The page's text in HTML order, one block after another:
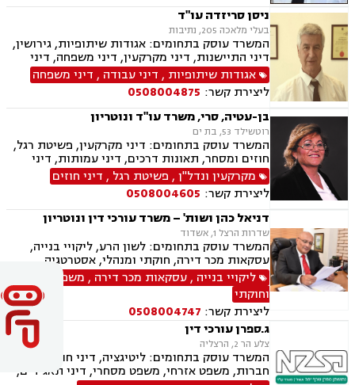
ניסן סריזדה עו"ד
בעלי מלאכה 205, נתיבות
המשרד עוסק בתחומים: אגודות שיתופיות, גירושין,
דיני התיישנות, דיני מקרקעין, דיני משפחה, דיני
נזיקין, דיני עבודה, תעבורה, נזקי גוף, משפט אזרחי,
חקלאי- עסקי, עובדים זרים, מושבים וקיבוצים,
משמורת, הוצאה לפועל, לשון הרע, מגרשים
חקלאיים, מגרשים לבניה, נחלות ומשקים במושבים,
תאונות דרכים ותאונות עבודה.
אגודות שיתופיות , דיני עבודה , דיני משפחה
ליצירת קשר: 0508004875
בן-עטיה, סרי, משרד עו"ד ונוטריון
רוטשילד 53, בת ים
המשרד עוסק בתחומים: דיני מקרקעין, פשיטת רגל,
חוזים ומסחר, תאונות דרכים, דיני עמותות, דיני
תאגידים, הסכמי ממון, חדלות פרעון, חוקתי ומנהלי,
ידועים בציבור, ירושות וצוואות, ליווי עסקי,
חלוקת רכוש, מגרשים לבניה , נדל"ן, נוטריון,
עסקאות מכר דירה, פינוי בינוי, פינוי מושכר, פירוקים
והקפאות הליכים, צווי הריסה, צווי מניעה, רשויות
מקומיות, רשות מקרקעי ישראל, תאונות עבודה,
תאונות עקב רשלנות, תאונות ספורט, תאונות
תלמידים, תכנון ובניה, ייפוי כוח מתשמך, גישור
ובוררויות
מקרקעין ונדל"ן, פשיטת רגל , דיני חוזים
ליצירת קשר: 0508004605
דניאל כהן ושות' – משרד עורכי דין ונוטריון
שדרות הרצל 1, אשדוד
המשרד עוסק בתחומים: לשון הרע, ליקויי בנייה,
עסקאות מכר דירה, חוקתי ומנהלי, אסטרטגיה
משפטית, דיני בחירות, דיני עמותות ונוטריון
ליקויי בנייה ,עסקאות מכר דירה , משפט מנהלי
וחוקתי
ליצירת קשר: 0508004747
ג.ספרן עורכי דין
צלע הר 2, הרצליה
המשרד עוסק בתחומים: ליטיגציה, דיני חוזים, דיני
חברות, משפט אזרחי, משפט מסחרי, דיני תאגידים,